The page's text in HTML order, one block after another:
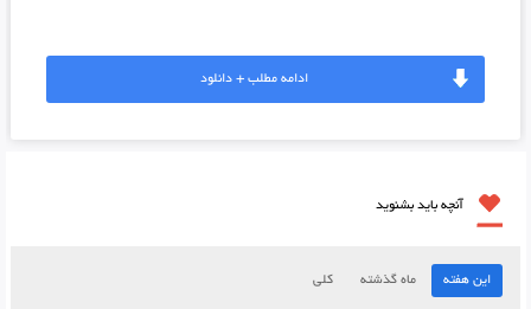
ادامه مطلب + دانلود
آنچه باید بشنوید
این هفته ماه گذشته کلی